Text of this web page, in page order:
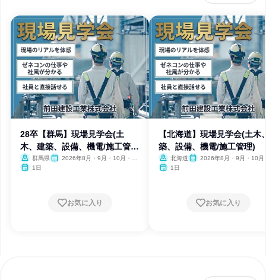
28卒【群馬】現場見学会(土
木、建築、設備、機電/施工管
理) 群馬県
2026年8月・9月・10月・11
1日
お気に入り
【北海道】現場見学会(土木
築、設備、機電/施工管理)
北海道
2026年8月・9月・10月
1日
お気に入り